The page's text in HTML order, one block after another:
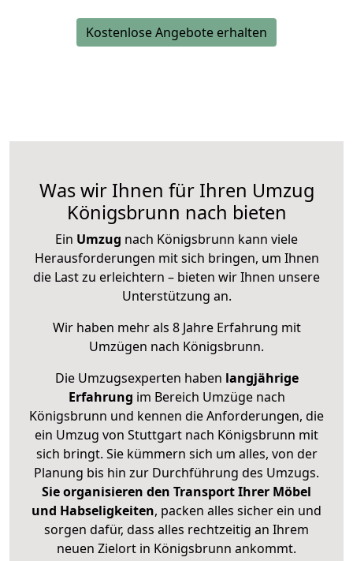
Kostenlose Angebote erhalten
Was wir Ihnen für Ihren Umzug
Königsbrunn nach bieten
Ein Umzug nach Königsbrunn kann viele
Herausforderungen mit sich bringen, um Ihnen
die Last zu erleichtern – bieten wir Ihnen unsere
Unterstützung an.
Wir haben mehr als 8 Jahre Erfahrung mit
Umzügen nach Königsbrunn.
Die Umzugsexperten haben langjährige
Erfahrung im Bereich Umzüge nach
Königsbrunn und kennen die Anforderungen, die
ein Umzug von Stuttgart nach Königsbrunn mit
sich bringt. Sie kümmern sich um alles, von der
Planung bis hin zur Durchführung des Umzugs.
Sie organisieren den Transport Ihrer Möbel
und Habseligkeiten, packen alles sicher ein und
sorgen dafür, dass alles rechtzeitig an Ihrem
neuen Zielort in Königsbrunn ankommt.